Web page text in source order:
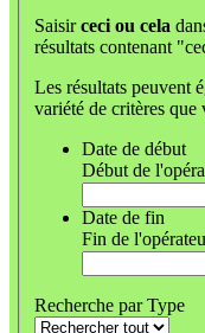
Saisirceci ou cela
résultats contenant
Les résultats peuvent
variété de critères que
Date de début
Début de
Date de fin
Fin de
Recherche par Type